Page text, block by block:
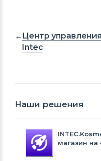
Центр управления
Intec
Наши решения
магазин на